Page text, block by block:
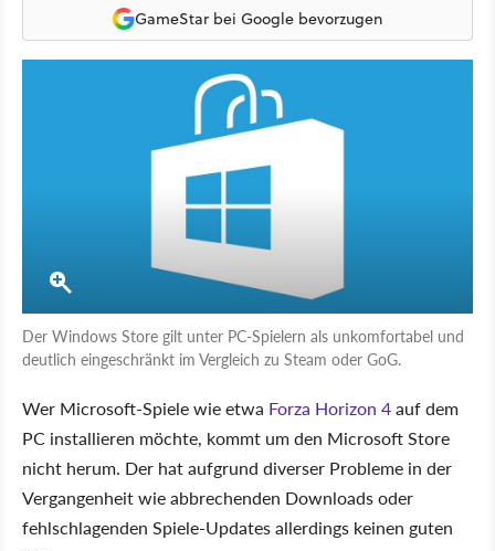
GameStar bei Google bevorzugen
Der Windows Store gilt unter PC-Spielern als unkomfortabel und
deutlich eingeschränkt im Vergleich zu Steam oder GoG.
Wer Microsoft-Spiele wie etwa Forza Horizon 4auf dem
PC installieren möchte, kommt um den Microsoft Store
nicht herum. Der hat aufgrund diverser Probleme in der
Vergangenheit wie abbrechenden Downloads oder
fehlschlagenden Spiele-Updates allerdings keinen guten